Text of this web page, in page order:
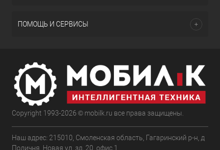
ПОМОЩЬ И СЕРВИСЫ
Copyright 1993-2026 © mobilk.ru все права защищены.
Наш адрес: 215010, Смоленская область, Гагаринский р-н, д
Поличня, Новая ул, зд. 20, офис 1